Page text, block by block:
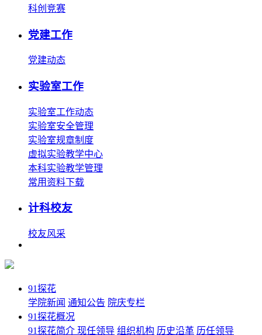
科创竞赛
党建工作
党建动态
实验室工作
实验室工作动态
实验室安全管理
实验室规章制度
虚拟实验教学中心
本科实验教学管理
常用资料下载
计科校友
校友风采
91探花
学院新闻 通知公告 院庆专栏
91探花概况
91探花简介 现任领导 组织机构 历史沿革 历任领导